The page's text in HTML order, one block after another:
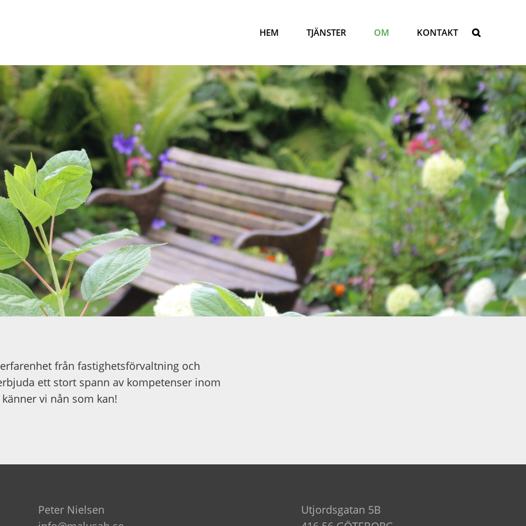
HEM TJÄNSTER OM KONTAKT
från fastighetsförvaltning och
ett stort spann av kompetenser inom
vi nån som kan!
Peter Nielsen
Utjordsgatan 5B